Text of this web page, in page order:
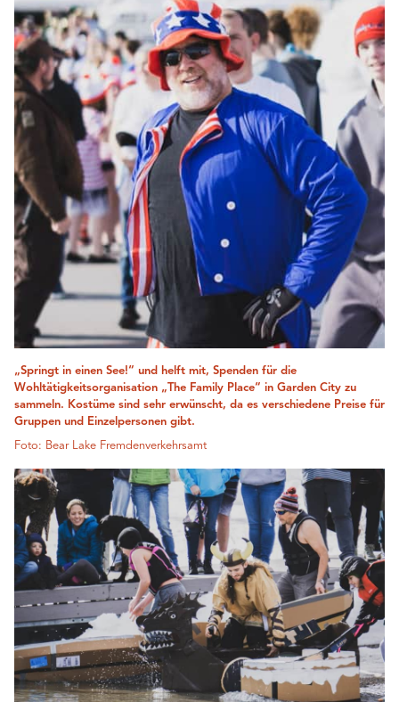
„Springt in einen See!“ und helft mit, Spenden für die
Wohltätigkeitsorganisation „The Family Place“ in Garden City zu
sammeln. Kostüme sind sehr erwünscht, da es verschiedene Preise für
Gruppen und Einzelpersonen gibt.
Foto: Bear Lake Fremdenverkehrsamt